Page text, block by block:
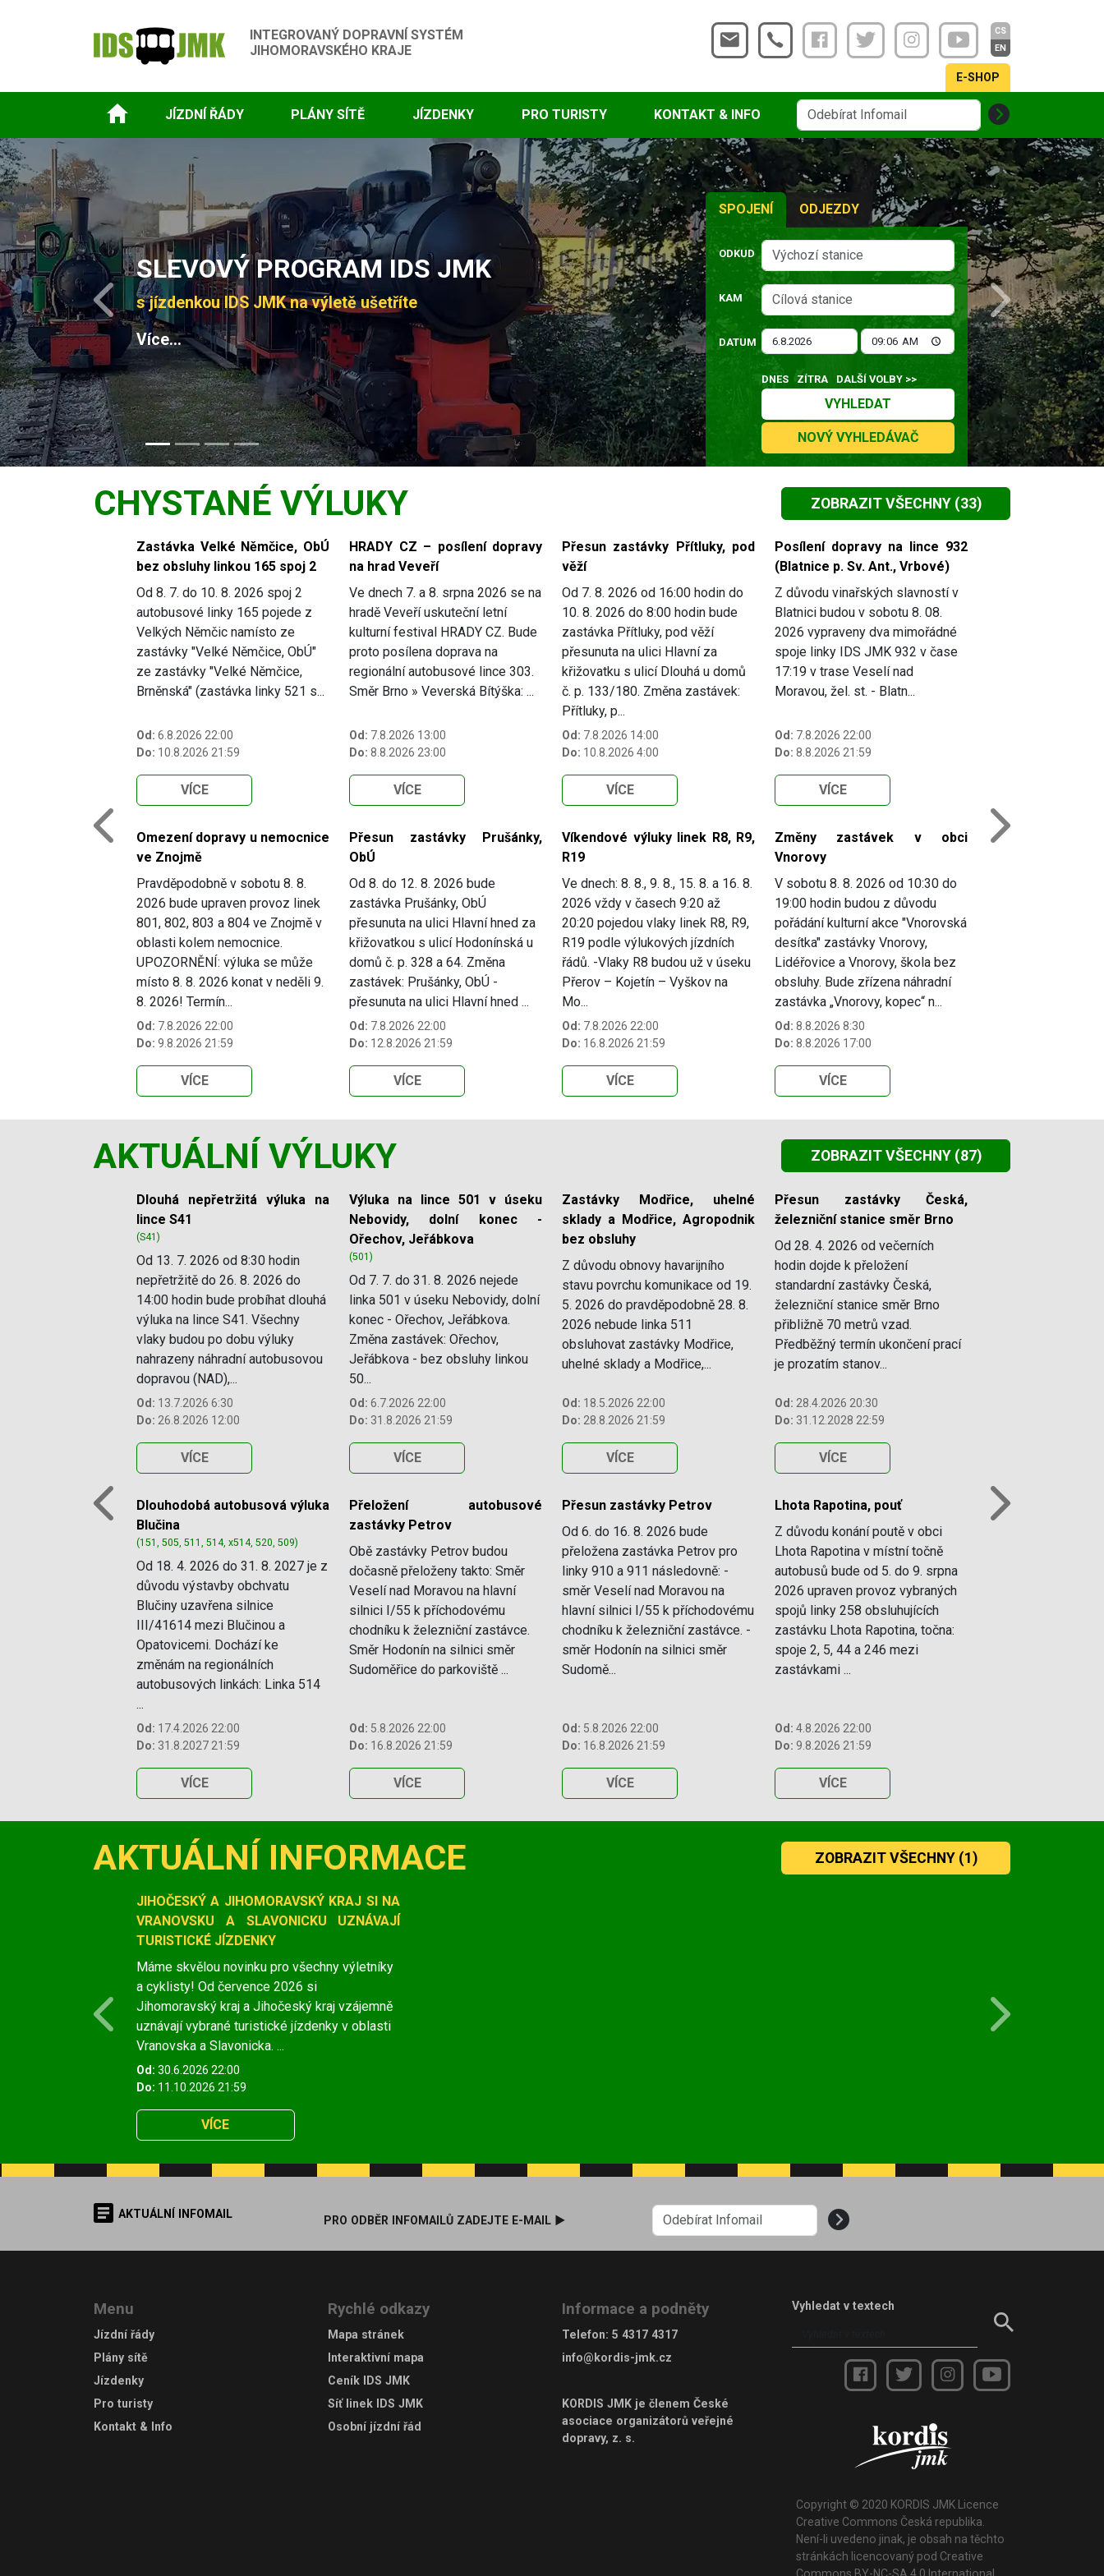
INTEGROVANÝ DOPRAVNÍ SYSTÉM
JIHOMORAVSKÉHO KRAJE
CS
EN
E-SHOP
JÍZDNÍ ŘÁDY PLÁNY SÍTĚ JÍZDENKY PRO TURISTY KONTAKT & INFO
SLEVOVÝ PROGRAM IDS JMK
s jízdenkou IDS JMK na výletě ušetříte
Více...
Previous Next
SPOJENÍ ODJEZDY
ODKUD
KAM
DATUM
DNES ZÍTRA DALŠÍ VOLBY >>
VYHLEDAT
NOVÝ VYHLEDÁVAČ
CHYSTANÉ VÝLUKY ZOBRAZIT VŠECHNY(33)
Slide 1 of 5
Zastávka Velké Němčice, ObÚ
bez obsluhy linkou 165 spoj 2
Od 8. 7. do 10. 8. 2026 spoj 2
autobusové linky 165 pojede z
Velkých Němčic namísto ze
zastávky "Velké Němčice, ObÚ"
ze zastávky "Velké Němčice,
Brněnská" (zastávka linky 521 s...
Od: 6.8.2026 22:00
Do: 10.8.2026 21:59
VÍCE
HRADY CZ – posílení dopravy
na hrad Veveří
Ve dnech 7. a 8. srpna 2026 se na
hradě Veveří uskuteční letní
kulturní festival HRADY CZ. Bude
proto posílena doprava na
regionální autobusové lince 303.
Směr Brno » Veverská Bítýška: ...
Od: 7.8.2026 13:00
Do: 8.8.2026 23:00
VÍCE
Přesun zastávky Přítluky, pod
věží
Od 7. 8. 2026 od 16:00 hodin do
10. 8. 2026 do 8:00 hodin bude
zastávka Přítluky, pod věží
přesunuta na ulici Hlavní za
křižovatku s ulicí Dlouhá u domů
č. p. 133/180. Změna zastávek:
Přítluky, p...
Od: 7.8.2026 14:00
Do: 10.8.2026 4:00
VÍCE
Posílení dopravy na lince 932
(Blatnice p. Sv. Ant., Vrbové)
Z důvodu vinařských slavností v
Blatnici budou v sobotu 8. 08.
2026 vypraveny dva mimořádné
spoje linky IDS JMK 932 v čase
17:19 v trase Veselí nad
Moravou, žel. st. - Blatn...
Od: 7.8.2026 22:00
Do: 8.8.2026 21:59
VÍCE
Omezení dopravy u nemocnice
ve Znojmě
Pravděpodobně v sobotu 8. 8.
2026 bude upraven provoz linek
801, 802, 803 a 804 ve Znojmě v
oblasti kolem nemocnice.
UPOZORNĚNÍ: výluka se může
místo 8. 8. 2026 konat v neděli 9.
8. 2026! Termín...
Od: 7.8.2026 22:00
Do: 9.8.2026 21:59
VÍCE
Přesun zastávky Prušánky,
ObÚ
Od 8. do 12. 8. 2026 bude
zastávka Prušánky, ObÚ
přesunuta na ulici Hlavní hned za
křižovatkou s ulicí Hodonínská u
domů č. p. 328 a 64. Změna
zastávek: Prušánky, ObÚ -
přesunuta na ulici Hlavní hned ...
Od: 7.8.2026 22:00
Do: 12.8.2026 21:59
VÍCE
Víkendové výluky linek R8, R9,
R19
Ve dnech: 8. 8., 9. 8., 15. 8. a 16. 8.
2026 vždy v časech 9:20 až
20:20 pojedou vlaky linek R8, R9,
R19 podle výlukových jízdních
řádů. -Vlaky R8 budou už v úseku
Přerov – Kojetín – Vyškov na
Mo...
Od: 7.8.2026 22:00
Do: 16.8.2026 21:59
VÍCE
Změny zastávek v obci
Vnorovy
V sobotu 8. 8. 2026 od 10:30 do
19:00 hodin budou z důvodu
pořádání kulturní akce "Vnorovská
desítka" zastávky Vnorovy,
Lidéřovice a Vnorovy, škola bez
obsluhy. Bude zřízena náhradní
zastávka „Vnorovy, kopec“ n...
Od: 8.8.2026 8:30
Do: 8.8.2026 17:00
VÍCE
Previous
AKTUÁLNÍ VÝLUKY ZOBRAZIT VŠECHNY(87)
Slide 1 of 11
Dlouhá nepřetržitá výluka na
lince S41
(S41)
Od 13. 7. 2026 od 8:30 hodin
nepřetržitě do 26. 8. 2026 do
14:00 hodin bude probíhat dlouhá
výluka na lince S41. Všechny
vlaky budou po dobu výluky
nahrazeny náhradní autobusovou
dopravou (NAD),...
Od: 13.7.2026 6:30
Do: 26.8.2026 12:00
VÍCE
Výluka na lince 501 v úseku
Nebovidy, dolní konec -
Ořechov, Jeřábkova
(501)
Od 7. 7. do 31. 8. 2026 nejede
linka 501 v úseku Nebovidy, dolní
konec - Ořechov, Jeřábkova.
Změna zastávek: Ořechov,
Jeřábkova - bez obsluhy linkou
50...
Od: 6.7.2026 22:00
Do: 31.8.2026 21:59
VÍCE
Zastávky Modřice, uhelné
sklady a Modřice, Agropodnik
bez obsluhy
Z důvodu obnovy havarijního
stavu povrchu komunikace od 19.
5. 2026 do pravděpodobně 28. 8.
2026 nebude linka 511
obsluhovat zastávky Modřice,
uhelné sklady a Modřice,...
Od: 18.5.2026 22:00
Do: 28.8.2026 21:59
VÍCE
Přesun zastávky Česká,
železniční stanice směr Brno
Od 28. 4. 2026 od večerních
hodin dojde k přeložení
standardní zastávky Česká,
železniční stanice směr Brno
přibližně 70 metrů vzad.
Předběžný termín ukončení prací
je prozatím stanov...
Od: 28.4.2026 20:30
Do: 31.12.2028 22:59
VÍCE
Dlouhodobá autobusová výluka
Blučina
(151, 505, 511, 514, x514, 520, 509)
Od 18. 4. 2026 do 31. 8. 2027 je z
důvodu výstavby obchvatu
Blučiny uzavřena silnice
III/41614 mezi Blučinou a
Opatovicemi. Dochází ke
změnám na regionálních
autobusových linkách: Linka 514
...
Od: 17.4.2026 22:00
Do: 31.8.2027 21:59
VÍCE
Přeložení autobusové
zastávky Petrov
Obě zastávky Petrov budou
dočasně přeloženy takto: Směr
Veselí nad Moravou na hlavní
silnici I/55 k příchodovému
chodníku k železniční zastávce.
Směr Hodonín na silnici směr
Sudoměřice do parkoviště ...
Od: 5.8.2026 22:00
Do: 16.8.2026 21:59
VÍCE
Přesun zastávky Petrov
Od 6. do 16. 8. 2026 bude
přeložena zastávka Petrov pro
linky 910 a 911 následovně: -
směr Veselí nad Moravou na
hlavní silnici I/55 k příchodovému
chodníku k železniční zastávce. -
směr Hodonín na silnici směr
Sudomě...
Od: 5.8.2026 22:00
Do: 16.8.2026 21:59
VÍCE
Lhota Rapotina, pouť
Z důvodu konání poutě v obci
Lhota Rapotina v místní točně
autobusů bude od 5. do 9. srpna
2026 upraven provoz vybraných
spojů linky 258 obsluhujících
zastávku Lhota Rapotina, točna:
spoje 2, 5, 44 a 246 mezi
zastávkami ...
Od: 4.8.2026 22:00
Do: 9.8.2026 21:59
VÍCE
Previous
AKTUÁLNÍ INFORMACE ZOBRAZIT VŠECHNY(1)
Slide 1 of 1
JIHOČESKÝ A JIHOMORAVSKÝ KRAJ SI NA
VRANOVSKU A SLAVONICKU UZNÁVAJÍ
TURISTICKÉ JÍZDENKY
Máme skvělou novinku pro všechny výletníky
a cyklisty! Od července 2026 si
Jihomoravský kraj a Jihočeský kraj vzájemně
uznávají vybrané turistické jízdenky v oblasti
Vranovska a Slavonicka. ...
Od: 30.6.2026 22:00
Do: 11.10.2026 21:59
VÍCE
Previous
AKTUÁLNÍ INFOMAIL PRO ODBĚR INFOMAILŮ ZADEJTE E-MAIL ►
Menu
Jízdní řády
Plány sítě
Jízdenky
Pro turisty
Kontakt & Info
Rychlé odkazy
Mapa stránek
Interaktivní mapa
Ceník IDS JMK
Síť linek IDS JMK
Osobní jízdní řád
Informace a podněty
Telefon: 5 4317 4317
info@kordis-jmk.cz
KORDIS JMK je členem České
asociace organizátorů veřejné
dopravy, z. s.
Vyhledat v textech
Copyright © 2020 KORDIS JMK Licence
Creative Commons Česká republika.
Není-li uvedeno jinak, je obsah na těchto
stránkách licencovaný pod Creative